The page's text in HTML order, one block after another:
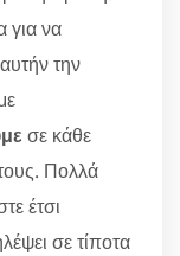
για να
την
σε κάθε
Πολλά
έτσι
σε τίποτα